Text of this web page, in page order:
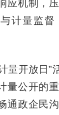
应机制，
计量监
开放日”
量公开的
通政企民